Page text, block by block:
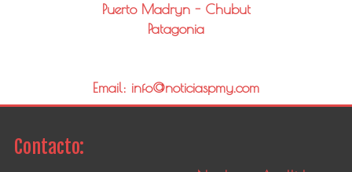
Puerto Madryn - Chubut
Patagonia
Email: info@noticiaspmy.com
Contacto: